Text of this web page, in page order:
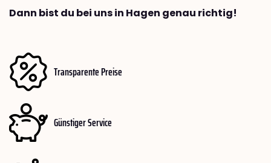
Dann bist du bei uns in Hagen genau richtig!
Transparente Preise
Günstiger Service